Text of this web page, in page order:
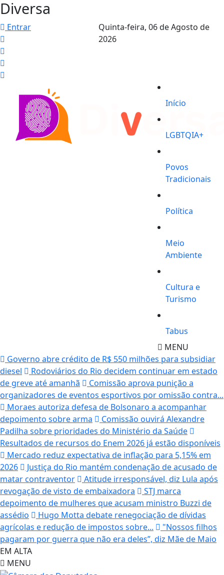
Diversa
Entrar Quinta-feira, 06 de Agosto de
2026
Início
LGBTQIA+
Povos
Tradicionais
Política
Meio
Ambiente
Cultura e
Turismo
Tabus
MENU
Governo abre crédito de R$ 550 milhões para subsidiar
diesel
Rodoviários do Rio decidem continuar em estado
de greve até amanhã
Comissão aprova punição a
organizadores de eventos esportivos por omissão contra...
Moraes autoriza defesa de Bolsonaro a acompanhar
depoimento sobre arma
Comissão ouvirá Alexandre
Padilha sobre prioridades do Ministério da Saúde
Resultados de recursos do Enem 2026 já estão disponíveis
Mercado reduz expectativa de inflação para 5,15% em
2026
Justiça do Rio mantém condenação de acusado de
matar contraventor
Atitude irresponsável, diz Lula após
revogação de visto de embaixadora
STJ marca
depoimento de mulheres que acusam ministro Buzzi de
assédio
Hugo Motta debate renegociação de dívidas
agrícolas e redução de impostos sobre...
"Nossos filhos
pagaram por guerra que não era deles”, diz Mãe de Maio
EM ALTA
MENU